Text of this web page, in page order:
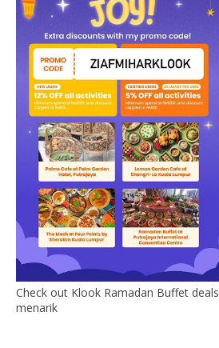
Check out Klook Ramadan Buffet
menarik